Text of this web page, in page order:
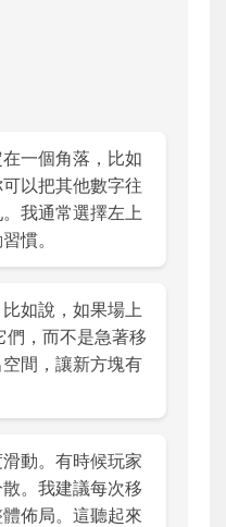
一個角落，比如
以把其他數字往
我通常選擇左上
慣。
如說，如果場上
，而不是急著移
間，讓新方塊有
動。有時候玩家
。我建議每次移
佈局。這聽起來